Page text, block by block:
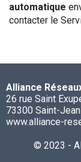
automatique
contacter le
Alliance
26 rue Saint
73300 Saint-
www.alliance-
© 2023 -